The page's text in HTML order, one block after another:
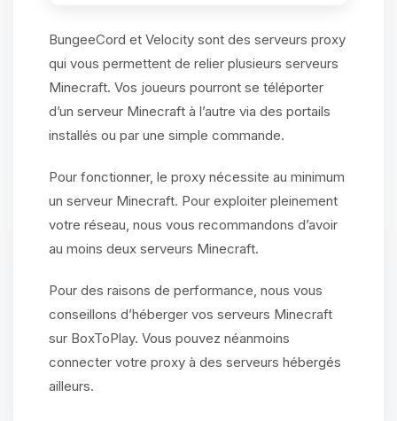
BungeeCord et Velocity sont des serveurs proxy
qui vous permettent de relier plusieurs serveurs
Minecraft. Vos joueurs pourront se téléporter
d’un serveur Minecraft à l’autre via des portails
installés ou par une simple commande.
Pour fonctionner, le proxy nécessite au minimum
un serveur Minecraft. Pour exploiter pleinement
votre réseau, nous vous recommandons d’avoir
au moins deux serveurs Minecraft.
Pour des raisons de performance, nous vous
conseillons d’héberger vos serveurs Minecraft
sur BoxToPlay. Vous pouvez néanmoins
connecter votre proxy à des serveurs hébergés
ailleurs.